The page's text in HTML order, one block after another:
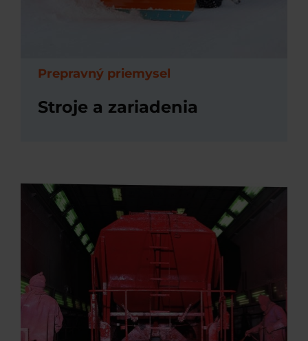
Prepravný priemysel
Stroje a zariadenia